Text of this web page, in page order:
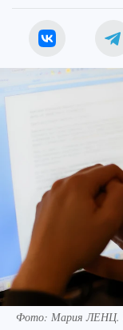
Фото: Мария ЛЕНЦ.